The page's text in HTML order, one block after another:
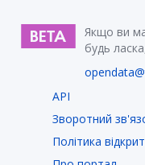
Якщо ви
будь
API
Зворотний
Політика